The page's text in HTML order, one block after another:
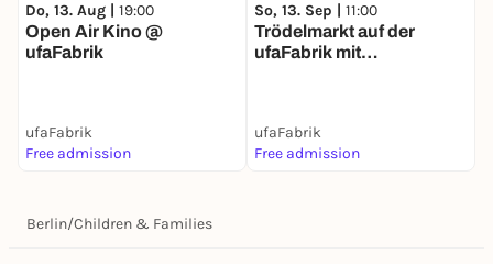
Do, 13. Aug | 19:00
Open Air Kino @
ufaFabrik
ufaFabrik
Free admission
So, 13. Sep | 11:00
Trödelmarkt auf der
ufaFabrik mit
ufaFabrik
Free admission
Berlin/Children & Families